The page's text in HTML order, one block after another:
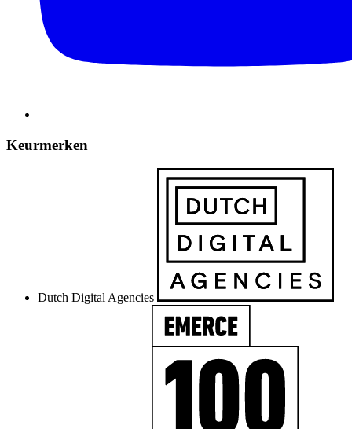
Keurmerken
Dutch Digital Agencies